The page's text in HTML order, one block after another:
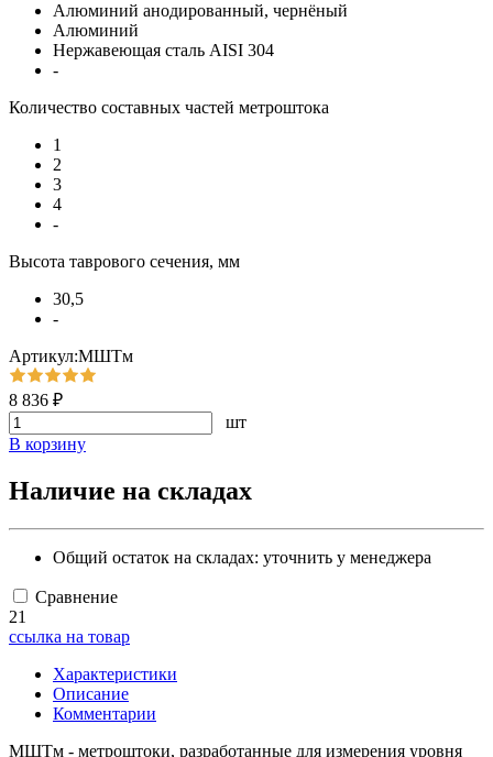
Алюминий анодированный, чернёный
Алюминий
Нержавеющая сталь AISI 304
-
Количество составных частей метроштока
1
2
3
4
-
Высота таврового сечения, мм
30,5
-
Артикул:МШТм
8 836 ₽
шт
В корзину
Наличие на складах
Общий остаток на складах: уточнить у менеджера
Сравнение
21
ссылка на товар
Характеристики
Описание
Комментарии
МШТм - метроштоки, разработанные для измерения уровня